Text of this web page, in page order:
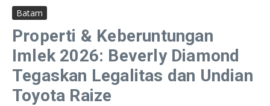
Batam
Properti & Keberuntungan
Imlek 2026: Beverly ‎Diamond
Tegaskan Legalitas dan Undian
Toyota Raize